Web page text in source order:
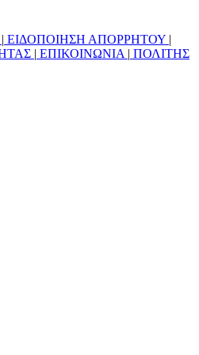
| ΕΙΔΟΠΟΙΗΣΗ ΑΠΟΡΡΗΤΟΥ |
| ΕΠΙΚΟΙΝΩΝΙΑ | ΠΟΛΙΤΗΣ